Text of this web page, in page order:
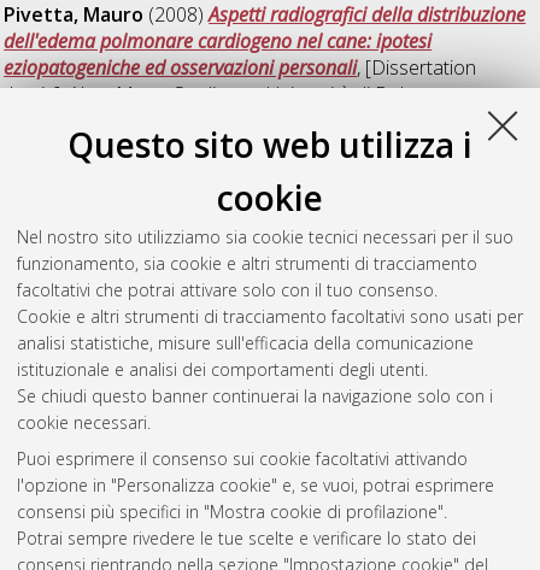
Questo sito web utilizza i
cookie
Nel nostro sito utilizziamo sia cookie tecnici necessari per il suo
funzionamento, sia cookie e altri strumenti di tracciamento
facoltativi che potrai attivare solo con il tuo consenso.
Cookie e altri strumenti di tracciamento facoltativi sono usati per
analisi statistiche, misure sull'efficacia della comunicazione
istituzionale e analisi dei comportamenti degli utenti.
Se chiudi questo banner continuerai la navigazione solo con i
cookie necessari.
Puoi esprimere il consenso sui cookie facoltativi attivando
l'opzione in "Personalizza cookie" e, se vuoi, potrai esprimere
consensi più specifici in "Mostra cookie di profilazione".
Potrai sempre rivedere le tue scelte e verificare lo stato dei
consensi rientrando nella sezione "Impostazione cookie" del
Pivetta, Mauro (2008)Aspetti radiografici della distribuzione
dell'edema polmonare cardiogeno nel cane: ipotesi
eziopatogeniche ed osservazioni personali, [Dissertation
thesis], Alma Mater Studiorum Università di Bologna.
Clinica e terapia d'urgenza veterinaria,
20 Ciclo. DOI 10.6092/unibo/amsdottorato/720.
Studio clinico e genetico di nuove malattie
, [Dissertation thesis], Alma Mater
Studiorum Università di Bologna. Dottorato di ricerca in
Diagnostica collaterale in medicina interna veterinaria, 20
Ciclo. DOI 10.6092/unibo/amsdottorato/739.
Questa lista e' stata generata ilFri Aug 7 20:33:38 2026 CEST
Atom
Rss 1.0
Rss 2.0